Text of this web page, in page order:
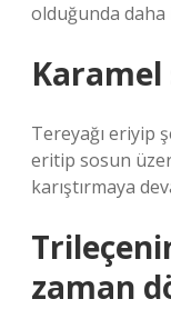
olduğunda daha
Karamel
Tereyağı eriyip
eritip sosun
karıştırmaya
zaman